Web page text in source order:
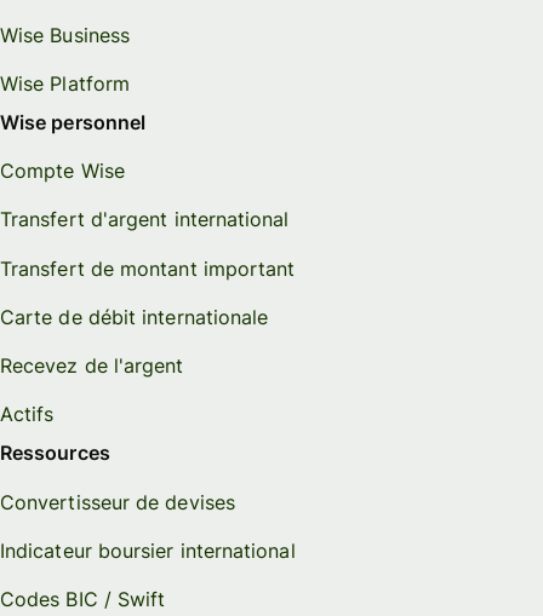
Wise Business
Wise Platform
Wise personnel
Compte Wise
Transfert d'argent international
Transfert de montant important
Carte de débit internationale
Recevez de l'argent
Actifs
Ressources
Convertisseur de devises
Indicateur boursier international
Codes BIC / Swift